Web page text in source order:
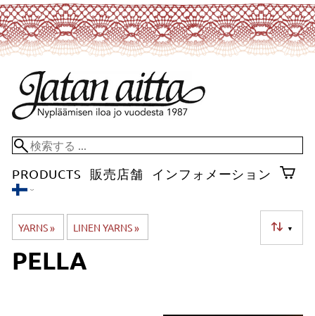
PRODUCTS 販売店舗 インフォメーション
YARNS‪» LINEN YARNS‪» ▼
PELLA